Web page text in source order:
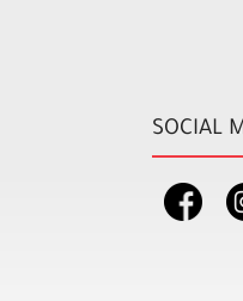
SOCIAL